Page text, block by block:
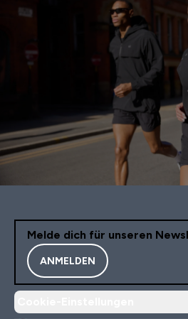
Melde dich für unseren
ANMELDEN